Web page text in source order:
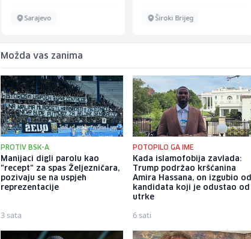
Sarajevo Široki Brijeg
Možda vas zanima
PROTIV BSK-A
Manijaci digli parolu kao
"recept" za spas Željezničara,
pozivaju se na uspjeh
reprezentacije
3 sata
POTOPILO GA IME
Kada islamofobija zavlada:
Trump podržao kršćanina
Amira Hassana, on izgubio od
kandidata koji je odustao od
utrke
6 sati